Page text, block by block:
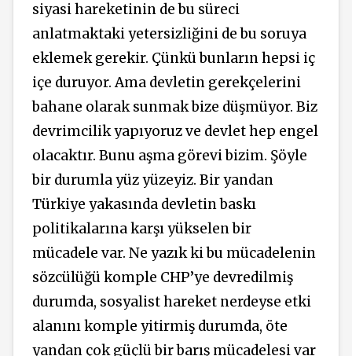
siyasi hareketinin de bu süreci
anlatmaktaki yetersizliğini de bu soruya
eklemek gerekir. Çünkü bunların hepsi iç
içe duruyor. Ama devletin gerekçelerini
bahane olarak sunmak bize düşmüyor. Biz
devrimcilik yapıyoruz ve devlet hep engel
olacaktır. Bunu aşma görevi bizim. Şöyle
bir durumla yüz yüzeyiz. Bir yandan
Türkiye yakasında devletin baskı
politikalarına karşı yükselen bir
mücadele var. Ne yazık ki bu mücadelenin
sözcülüğü komple CHP’ye devredilmiş
durumda, sosyalist hareket nerdeyse etki
alanını komple yitirmiş durumda, öte
yandan çok güçlü bir barış mücadelesi var